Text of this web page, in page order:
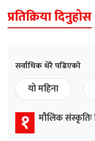
प्रतिक्रिया दिनुहोस
सर्वाधिक धेरै पढिएको
यो महिना
१ मौलिक